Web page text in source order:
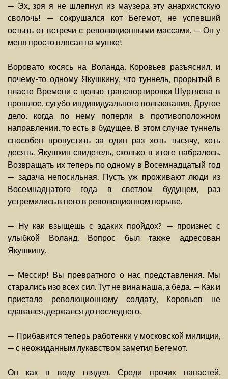
— Эх, зря я не шлепнул из маузера эту анархистскую
сволочь! — сокрушался кот Бегемот, не успевший
остыть от встречи с революционными массами. — Он у
меня просто плясал на мушке!
Воровато косясь на Воланда, Коровьев разъяснил, и
почему-то одному Якушкину, что туннель, прорытый в
пласте Времени с целью транспортировки Шуртяева в
прошлое, сугубо индивидуального пользования. Другое
дело, когда по нему поперли в противоположном
направлении, то есть в будущее. В этом случае туннель
способен пропустить за один раз хоть тысячу, хоть
десять. Якушкин свидетель, сколько в итоге набралось.
Возвращать их теперь по одному в Восемнадцатый год
— задача непосильная. Пусть уж проживают люди из
Восемнадцатого года в светлом будущем, раз
устремились в него в революционном порыве.
— Ну как взыщешь с эдаких пройдох? — произнес с
улыбкой Воланд. Вопрос был также адресован
Якушкину.
— Мессир! Вы превратного о нас представления. Мы
старались изо всех сил. Тут не вина наша, а беда. — Как и
пристало революционному солдату, Коровьев не
сдавался, держался до последнего.
— Прибавится теперь работенки у московской милиции,
— с неожиданным лукавством заметил Бегемот.
Он как в воду глядел. Среди прочих напастей,